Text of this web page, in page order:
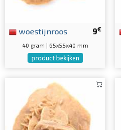
9€
woestijnroos
40 gram | 65x55x40 mm
product bekijken